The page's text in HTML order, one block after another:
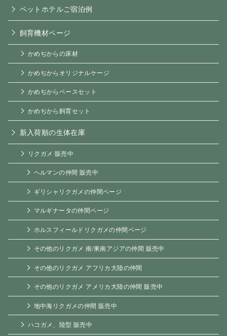
ペットホテルご宿泊例
飼育機材ページ
かめぢからの床材
かめぢからオリジナルケージ
かめぢからベースセット
かめぢから飼育セット
新入荷順の生体在庫
リクガメ 販売中
ヘルマンの仲間 販売中
ギリシャリクガメの仲間ページ
マルギナータの仲間ページ
ホルスフィールドリクガメの仲間ページ
その他のリクガメ 南/東南アジアの仲間 販売中
その他のリクガメ アフリカ大陸の仲間
その他のリクガメ アメリカ大陸の仲間 販売中
地中海リクガメの仲間 販売中
ハコガメ、陸型 販売中